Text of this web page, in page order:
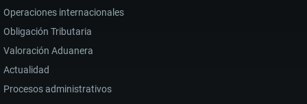
Operaciones internacionales
Obligación Tributaria
Valoración Aduanera
Actualidad
Procesos administrativos